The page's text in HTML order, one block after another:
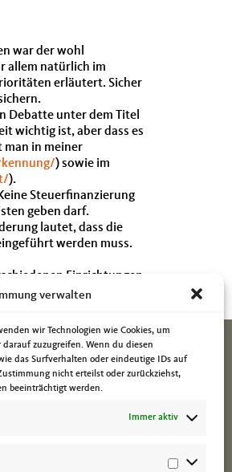
verwalten
wir Technologien wie Cookies, um
zuzugreifen. Wenn du diesen
das Surfverhalten oder eindeutige IDs auf
nicht erteilst oder zurückziehst,
beeinträchtigt werden.
Immer aktiv
war der wohl
allem natürlich im
erläutert. Sicher
Debatte unter dem Titel
wichtig ist, aber dass es
man in meiner
) sowie im
).
Steuerfinanzierung
geben darf.
lautet, dass die
werden muss.
Einrichtungen.